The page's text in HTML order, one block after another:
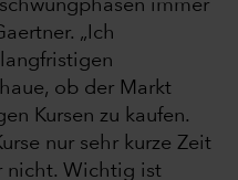
immer
„Ich
ob der Markt
Kursen zu kaufen.
nur sehr kurze Zeit
nicht. Wichtig ist